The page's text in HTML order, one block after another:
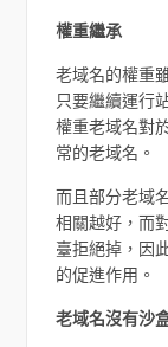
權重繼承
老域名的權重
只要繼續運行
權重老域名對
常的老域名。
而且部分老域
相關越好，而
臺拒絕掉，因
的促進作用。
老域名沒有沙